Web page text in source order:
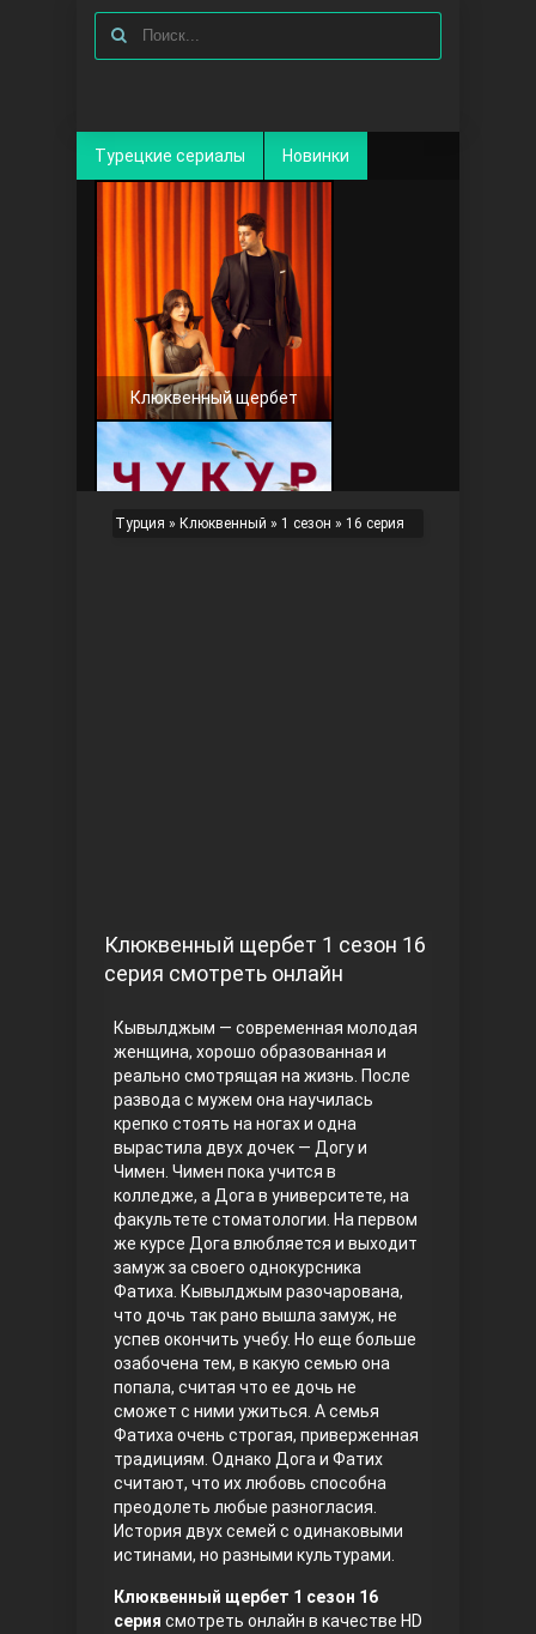
Турецкие сериалы Новинки
Клюквенный щербет
Правосyдие
Любовь напрокат
Воскресший Эртугрул
Турция » Клюквенный » 1 сезон » 16 серия
Клюквенный щербет 1 сезон 16
серия смотреть онлайн
Кывылджым — современная молодая
женщина, хорошо образованная и
реально смотрящая на жизнь. После
развода с мужем она научилась
крепко стоять на ногах и одна
вырастила двух дочек — Догу и
Чимен. Чимен пока учится в
колледже, а Дога в университете, на
факультете стоматологии. На первом
же курсе Дога влюбляется и выходит
замуж за своего однокурсника
Фатиха. Кывылджым разочарована,
что дочь так рано вышла замуж, не
успев окончить учебу. Но еще больше
озабочена тем, в какую семью она
попала, считая что ее дочь не
сможет с ними ужиться. А семья
Фатиха очень строгая, приверженная
традициям. Однако Дога и Фатих
считают, что их любовь способна
преодолеть любые разногласия.
История двух семей с одинаковыми
истинами, но разными культурами.
Клюквенный щербет 1 сезон 16
серия смотреть онлайн в качестве HD